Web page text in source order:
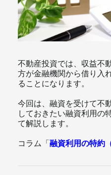
メールマガジン
不動産投資では、収益不
方が金融機関から借り入
ることになります。
今回は、融資を受けて不
しておきたい融資利用の
て解説します。
コラム「 融資利用の特約